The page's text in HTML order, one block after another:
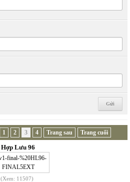
1 2 3 4 Trang sau Trang cuối
Hợp Lưu 96
(Xem: 11507)